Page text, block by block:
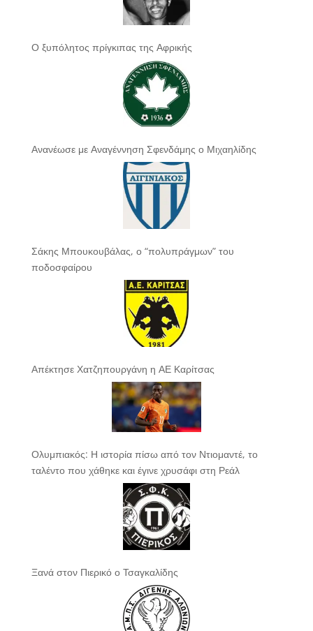
Ο ξυπόλητος πρίγκιπας της Αφρικής
Ανανέωσε με Αναγέννηση Σφενδάμης ο Μιχαηλίδης
Σάκης Μπουκουβάλας, ο “πολυπράγμων” του
ποδοσφαίρου
Απέκτησε Χατζηπουργάνη η ΑΕ Καρίτσας
Ολυμπιακός: Η ιστορία πίσω από τον Ντιομαντέ, το
ταλέντο που χάθηκε και έγινε χρυσάφι στη Ρεάλ
Ξανά στον Πιερικό ο Τσαγκαλίδης